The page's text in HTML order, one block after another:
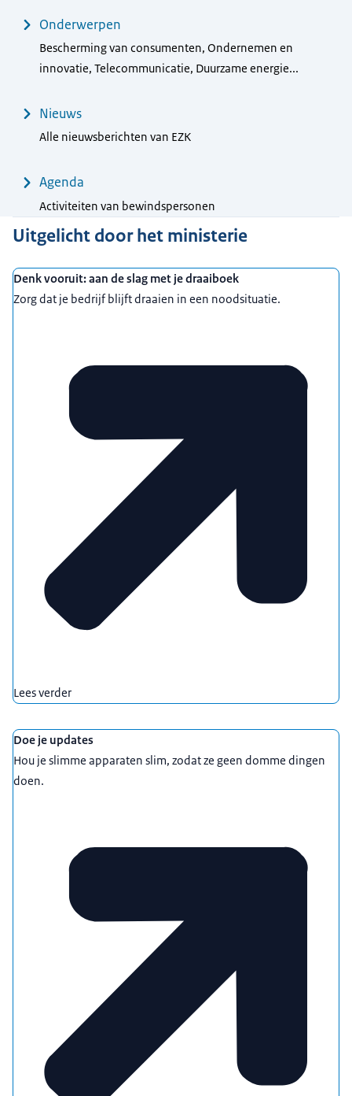
Onderwerpen
Bescherming van consumenten, Ondernemen en
innovatie, Telecommunicatie, Duurzame energie...
Nieuws
Alle nieuwsberichten van EZK
Agenda
Activiteiten van bewindspersonen
Uitgelicht door het ministerie
Denk vooruit: aan de slag met je draaiboek
Zorg dat je bedrijf blijft draaien in een noodsituatie.
Lees verder
Doe je updates
Hou je slimme apparaten slim, zodat ze geen domme dingen
doen.